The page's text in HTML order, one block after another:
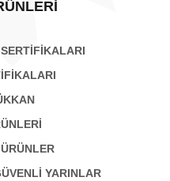
YARINLAR